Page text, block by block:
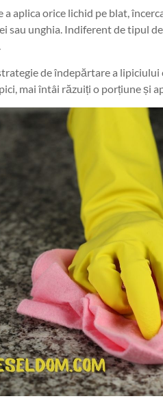
a aplica orice lichid pe blat,
sau unghia. Indiferent de tipul
de îndepărtare a
mai întâi răzuiți o porțiune și